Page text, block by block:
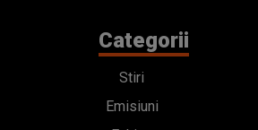
Categorii
Stiri
Emisiuni